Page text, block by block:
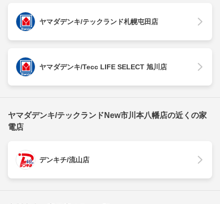
ヤマダデンキ/テックランド札幌屯田店
ヤマダデンキ/Tecc LIFE SELECT 旭川店
ヤマダデンキ/テックランドNew市川本八幡店の近くの家
電店
デンキチ/流山店